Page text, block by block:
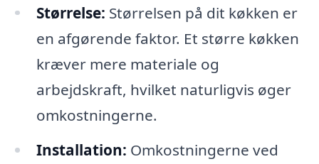
Størrelse: Størrelsen på dit køkken er
en afgørende faktor. Et større køkken
kræver mere materiale og
arbejdskraft, hvilket naturligvis øger
omkostningerne.
Installation: Omkostningerne ved